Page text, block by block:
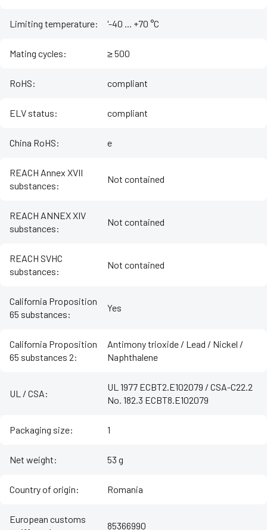
Limiting temperature: '-40 ... +70 °C
Mating cycles: ≥ 500
RoHS: compliant
ELV status: compliant
China RoHS: e
REACH Annex XVII
substances:
Not contained
REACH ANNEX XIV
substances:
Not contained
REACH SVHC
substances:
Not contained
California Proposition
65 substances:
Yes
California Proposition
65 substances 2:
Antimony trioxide / Lead / Nickel /
Naphthalene
UL / CSA:
UL 1977 ECBT2.E102079 / CSA-C22.2
No. 182.3 ECBT8.E102079
Packaging size: 1
Net weight: 53 g
Country of origin: Romania
European customs
85366990